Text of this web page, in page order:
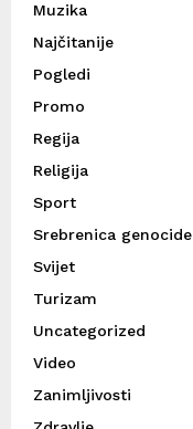
Muzika
Najčitanije
Pogledi
Promo
Regija
Religija
Sport
Srebrenica genocide
Svijet
Turizam
Uncategorized
Video
Zanimljivosti